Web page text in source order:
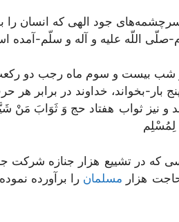
جود الهى که انسان را
صلّى اللّه علیه و آله و سلّم-آمده
بیست و سوم ماه رجب دو
بار-بخواند، خداوند در برابر
و نیز ثواب هفتاد حج وَ ثَوَابَ
لِمُسْلِم‏
که در تشییع هزار جنازه شرکت
هزار مسلمان را برآورده